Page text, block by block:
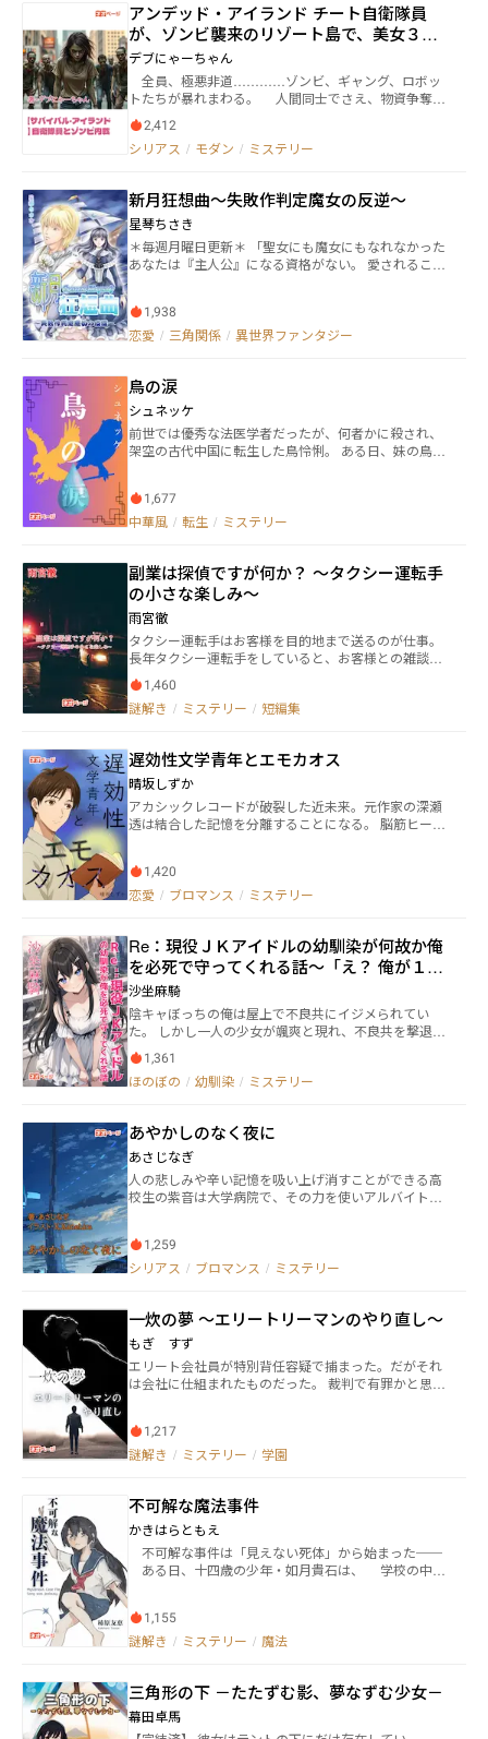
役まで転生者を送り込んでしまった。 彼は元大学生の
ゲーマーで、ファンタジーMMOの世界で無双する予定
だったから大変！ 勝手の分からない乙女ゲームの世界
で困惑しきり……。 ・ ゲームのストーリー上、王子様
は王室の抗争に巻き込まれて つねに暗殺の危機に。私
は腹黒ヒロインの計略による処刑が待っている。 この
ままでは、どちらも地獄行き！！ ・ こうなったら協力
して、神アイテムの【セーブボタン】と 王子様のギフ
ト【超回復】を駆使し、 見えない敵を炙り出して全て
ンス……？ それどころじゃないわよ！ こっちは命か
かってるんだから！ え？ 視聴者さんが期待してるっ
て？ 無責任な！ ・ とはいえ乙女ゲームの攻略対象だ
から、 もちろんイケメンなんだけど……。 ・ は、果
たして、戦友は恋愛対象になるのでしょうか？！ ※大
アンデッド・アイランド チート自衛隊員
が、ゾンビ襲来のリゾート島で、美女３人
とサバイバル戦闘を始める
デブにゃーちゃん
全員、極悪非道…………ゾンビ、ギャング、ロボッ
トたちが暴れまわる。 人間同士でさえ、物資争奪や
権力闘争で殺し合う。 西部方面普通科連隊員であ
る、尾野・賢一は、日米の艦艇を主軸とする、海洋共
同演習に参加した。 しかし、季節外れの大嵐によ
チに漂着していた。 だが、そこで、ゾンビ・パンデ
ミックと激しい内戦に巻き込まれてしまう。 プロケ
トでは、ゾンビの襲来と同時に、親米派と親中派で、
内戦が勃発した。 さらに、周辺国から浸透している
勢力拡大を目論むテロ組織＆ギャング団まで暴れ始め
に、このプロケト諸島から脱出しようとする。 １
尾野・賢一。 自衛隊員である彼の祖父は、台湾先住
民族と中華系が混ざった平埔族で、日本に移住してき
スリーコン所属、金髪ポニーテールの黒ギャルっぽい
黒人女性。 ３ ダニエル・オリーズ。 イギリス移
民二世の元ギャングで、いい加減な性格を世俗主義だ
と言い張る、ムスリム黒人資本家。 ４ エリーゼ・
ニエミ。 戦場ジャーナリスト＆政治系パパラッチの
り、人命救助を第一とする口数が少ない熱血漢ドイ
ツ・フランス系現地人。 ６ メイスー・タナカサ
ン。 中華レストランで働く料理人にして、中華系と
む、さまざまな仲間たちは、危険なジャングルや海域
などを越えねば成らない。 しかし、どうやら仲間た
ちの中に、テロリスト達と繋がる工作員が存在するよ
うだ。 果たして、賢一たちは島から無事に脱出でき
るのだろうか。 なろう、ノラ投稿中。 2025/11/24
(月) のランキング アンデッド・アイランド ゾンビ襲
無自覚チートサバイバル戦闘を始めるっ！N1831LH 1
1 位 [日間]ホラー〔文芸〕 - すべて 5 位 [日間]ホラー
2,412
シリアス / モダン / ミステリー
新月狂想曲～失敗作判定魔女の反逆～
星琴ちさき
＊毎週月曜日更新＊ 「聖女にも魔女にもなれなかった
あなたは『主人公』になる資格がない。 愛されること
女は、翻弄された運命を砕ける異色ファンタジー！
――――― 少女フィルナは小さい頃から「魔女の呪い」と
遇した。 そして、事態がどんどんカオスの方向に展開
しに行く――探偵はデタラメ、イケメン貴族は暴言暴行、
美しい姫様は殺人犯を庇う、「王子様」はお宝ものを
狙う大悪党、海賊のスパイまでいて、客船ごとに海賊
に掴まれた…… フィルナ自身も大きな秘密を抱えて
ルナの正体と過去が暴かれる。18年前から封印された
彼女の運命は動きだす。
1,938
恋愛 / 三角関係 / 異世界ファンタジー
鳥の涙
シュネッケ
前世では優秀な法医学者だったが、何者かに殺され、
架空の古代中国に転生した鳥怜悧。 ある日、妹の鳥鷺
に出逢ったことを切っ掛けに舞い込む事件を解決する
中で、忘れていた前世の記憶を思い出し始める。 前世
す。 良かったらチェックしてください～！ ※本作品は
ネオページ公式様から一部アイデア提供されていま
す。
1,677
中華風 / 転生 / ミステリー
副業は探偵ですが何か？ 〜タクシー運転手
の小さな楽しみ〜
雨宮徹
タクシー運転手はお客様を目的地まで送るのが仕事。
長年タクシー運転手をしていると、お客様との雑談を
通して様々な悩み事を聞く。 家族や知人とは違い、そ
の場限りだから気楽なのだろう。 そんな私の副業は
「探偵」。お客様の悩み事や小さな事件を目的地まで
1,460
謎解き / ミステリー / 短編集
遅効性文学青年とエモカオス
晴坂しずか
アカシックレコードが破裂した近未来。元作家の深瀬
透は結合した記憶を分離することになる。 脳筋ヒーロ
が出始める。 原因は過去に深瀬が創作した小説「エモ
カオス」。作者としての責任を感じ、深瀬は戦いへ身
家の物語である。 ※「理不尽探偵とアカシックレコー
ド」の続編です。先に前作を読んだ方が楽しめます。
週3回（月・水・土）更新！
1,420
恋愛 / ブロマンス / ミステリー
Re：現役ＪＫアイドルの幼馴染が何故か俺
を必死で守ってくれる話～「え？ 俺が１０
日後に死ぬってマジっすか！？」
沙坐麻騎
陰キャぼっちの俺は屋上で不良共にイジメられてい
た。 しかし一人の少女が颯爽と現れ、不良共を撃退し
てくれる。 少女は三年前に別れたっきりの幼馴染『咲
崎 美玖』。 今をときめく現役のJKアイドルだ。 再会
した美玖は俺に向けて、いきなりこう告げる。 「――キ
してきたみたいだ。 （10日目で完結します）
1,361
ほのぼの / 幼馴染 / ミステリー
あやかしのなく夜に
あさじなぎ
人の悲しみや辛い記憶を吸い上げ消すことができる高
校生の紫音は大学病院で、その力を使いアルバイトを
る臨と共に事件捜査に乗り出すことになる。 調査の
中、人ならざる存在が関わっていることがわかりそこ
エブリスタ特集掲載作品だよ
1,259
シリアス / ブロマンス / ミステリー
一炊の夢 ～エリートリーマンのやり直し～
もぎ すず
エリート会社員が特別背任容疑で捕まった。だがそれ
は会社に仕組まれたものだった。 裁判で有罪かと思わ
え、意識を失う。 するとなぜか、中三の進路面談の日
に戻っていた。 「もうエリート社員なんかこりごり
が、高校で同じクラスになったのは、当時自分が踏み
台にしたライバル会社の子供たちで、しかも冤罪を晴
らしてくれた本人だった。 しかも当時、まったく見え
ていなかった社会の裏面が顔を覗かせてきて……。
1,217
謎解き / ミステリー / 学園
不可解な魔法事件
かきはらともえ
不可解な事件は「見えない死体」から始まった──
ある日、十四歳の少年・如月貴石は、 学校の中庭
を操る者を『魔法使い』と呼ぶ。 魔法によって引き
起こされた、 不可解な事件に、少年少女は挑む──
…………主人公 謳囲姫子（うたい・ひめこ）
……………友達 茶飲碧葉（ちゃのみ・みどりば）
………友達 品理里見（しなり・さとみ）……………
1,155
謎解き / ミステリー / 魔法
三角形の下 －たたずむ影、夢なずむ少女－
幕田卓馬